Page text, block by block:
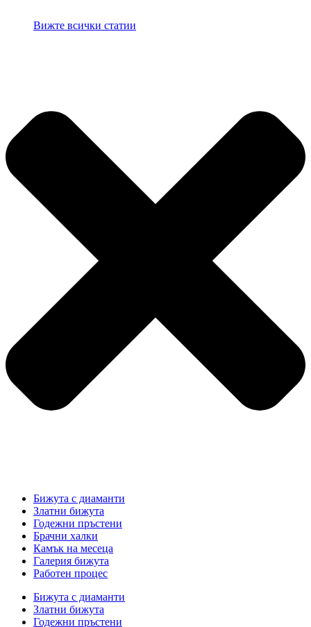
Вижте всички статии
Бижута с диаманти
Златни бижута
Годежни пръстени
Брачни халки
Камък на месеца
Галерия бижута
Работен процес
Бижута с диаманти
Златни бижута
Годежни пръстени